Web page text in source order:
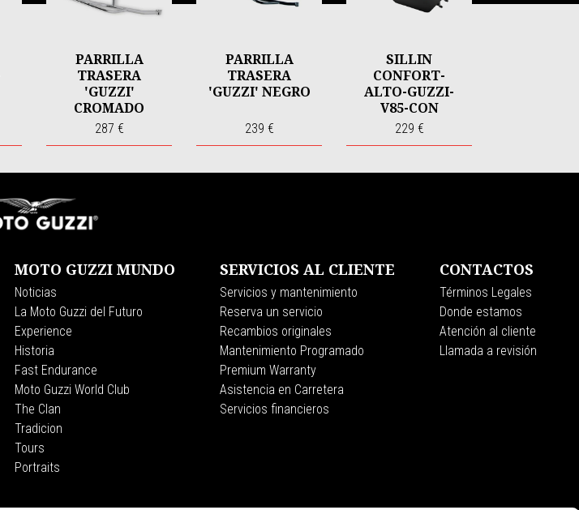
PARRILLA
TRASERA
'GUZZI'
CROMADO
287 €
PARRILLA
TRASERA
'GUZZI' NEGRO
239 €
SILLIN
CONFORT-
ALTO-GUZZI-
V85-CON
PREINSTALACI
229 €
MOTO GUZZI MUNDO
Noticias
La Moto Guzzi del Futuro
Experience
Historia
Fast Endurance
Moto Guzzi World Club
The Clan
Tradicion
Tours
Portraits
SERVICIOS AL CLIENTE
Servicios y mantenimiento
Reserva un servicio
Recambios originales
Mantenimiento Programado
Premium Warranty
Asistencia en Carretera
Servicios financieros
CONTACTOS
Términos Legales
Donde estamos
Atención al cliente
Llamada a revisión